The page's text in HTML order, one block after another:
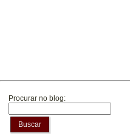
Procurar no blog:
Buscar